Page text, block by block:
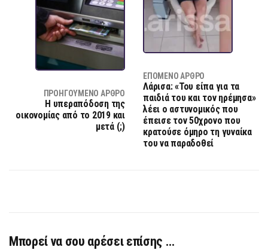
ΠΡΟΗΓΟΎΜΕΝΟ ΆΡΘΡΟ
Η υπεραπόδοση της
οικονομίας από το 2019 και
μετά (;)
ΕΠΌΜΕΝΟ ΆΡΘΡΟ
Λάρισα: «Του είπα για τα
παιδιά του και τον ηρέμησα»
λέει ο αστυνομικός που
έπεισε τον 50χρονο που
κρατούσε όμηρο τη γυναίκα
του να παραδοθεί
Μπορεί να σου αρέσει επίσης …